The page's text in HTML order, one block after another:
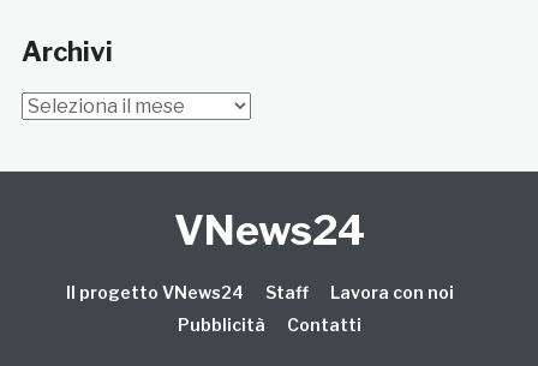
Archivi
Archivi
VNews24
Il progetto VNews24 Staff
Lavora con noi
Pubblicità
Contatti